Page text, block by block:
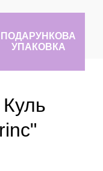
ПОДАРУНКОВА
УПАКОВКА